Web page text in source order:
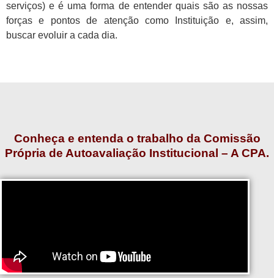
serviços) e é uma forma de entender quais são as nossas
forças e pontos de atenção como Instituição e, assim,
buscar evoluir a cada dia.
Conheça e entenda o trabalho da Comissão
Própria de Autoavaliação Institucional – A CPA.